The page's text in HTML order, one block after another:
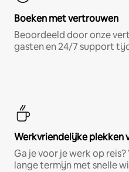
Boeken met vertrouwen
Beoordeeld door onze
gasten en 24/7 support
Werkvriendelijke plekken
Ga je voor je werk op
lange termijn met snelle